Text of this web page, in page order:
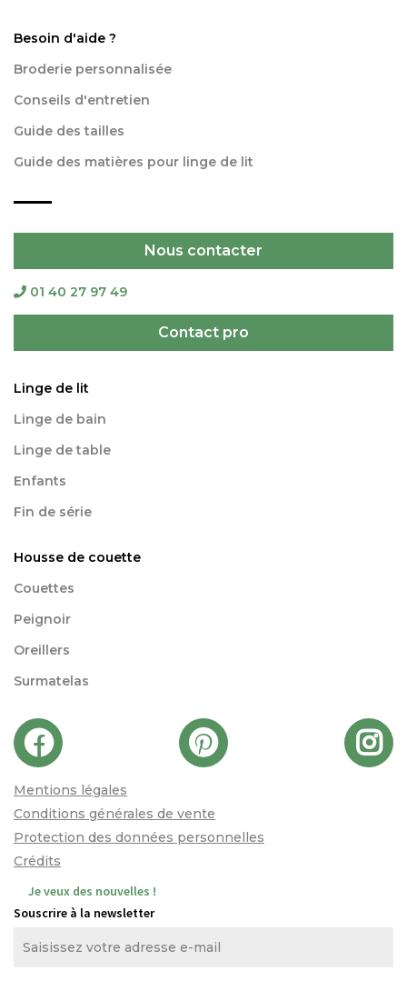
Besoin d'aide ?
Broderie personnalisée
Conseils d'entretien
Guide des tailles
Guide des matières pour linge de lit
Nous contacter
01 40 27 97 49
Contact pro
Linge de lit
Linge de bain
Linge de table
Enfants
Fin de série
Housse de couette
Couettes
Peignoir
Oreillers
Surmatelas
Mentions légales
Conditions générales de vente
Protection des données personnelles
Crédits
Je veux des nouvelles !
Souscrire à la newsletter